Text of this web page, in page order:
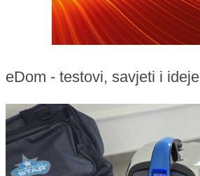
eDom - testovi, savjeti i ideje